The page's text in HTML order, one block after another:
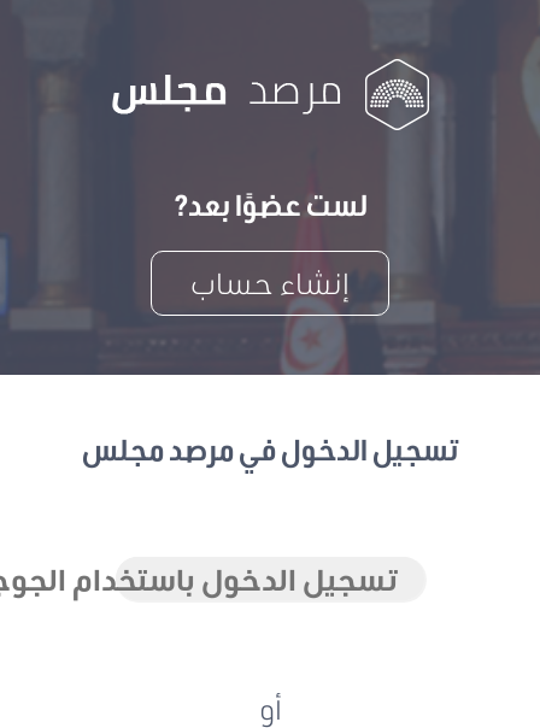
لست عضوًا بعد?
إنشاء حساب
تسجيل الدخول في مرصد مجلس
تسجيل الدخول باستخدام الجوجل